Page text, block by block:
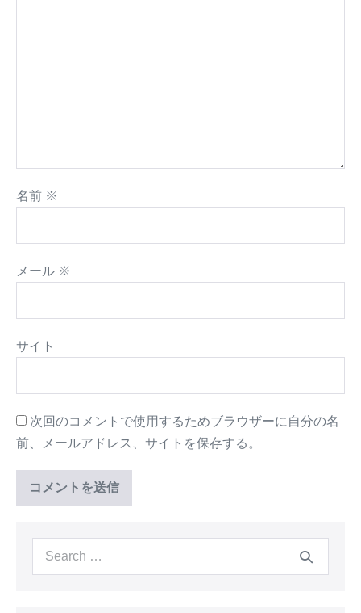
名前 ※
メール ※
サイト
次回のコメントで使用するためブラウザーに自分の名
前、メールアドレス、サイトを保存する。